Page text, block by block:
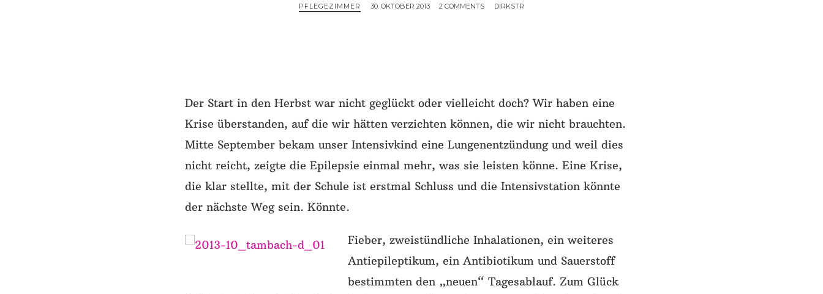
PFLEGEZIMMER 30. OKTOBER 2013 2 COMMENTS DIRKSTR
Der Start in den Herbst war nicht geglückt oder vielleicht doch? Wir haben eine
Krise überstanden, auf die wir hätten verzichten können, die wir nicht brauchten.
Mitte September bekam unser Intensivkind eine Lungenentzündung und weil dies
nicht reicht, zeigte die Epilepsie einmal mehr, was sie leisten könne. Eine Krise,
die klar stellte, mit der Schule ist erstmal Schluss und die Intensivstation könnte
der nächste Weg sein. Könnte.
Fieber, zweistündliche Inhalationen, ein weiteres
Antiepileptikum, ein Antibiotikum und Sauerstoff
bestimmten den „neuen“ Tagesablauf. Zum Glück